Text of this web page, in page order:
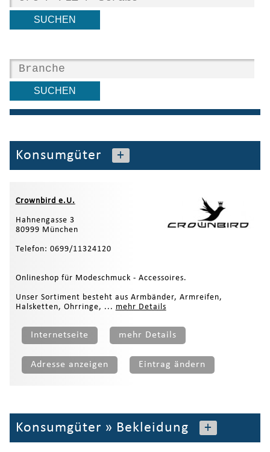
Konsumgüter +
Crownbird e.U.
Hahnengasse 3
80999 München
Telefon: 0699/11324120
Onlineshop für Modeschmuck - Accessoires.
Unser Sortiment besteht aus Armbänder, Armreifen,
Halsketten, Ohrringe, ... mehr Details
Internetseite mehr Details
Adresse anzeigen Eintrag ändern
Konsumgüter » Bekleidung +